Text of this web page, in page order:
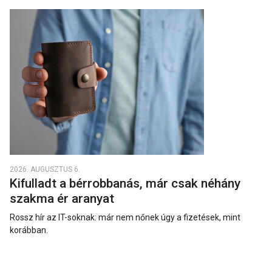
2026. AUGUSZTUS 6.
Kifulladt a bérrobbanás, már csak néhány
szakma ér aranyat
Rossz hír az IT-soknak: már nem nőnek úgy a fizetések, mint
korábban.